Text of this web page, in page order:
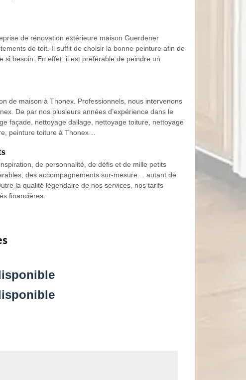
de rénovation extérieure maison Guerdener
de toit. Il suffit de choisir la bonne peinture afin de
si besoin. En effet, il est préférable de peindre un
de maison à Thonex. Professionnels, nous intervenons
De par nos plusieurs années d’expérience dans le
façade, nettoyage dallage, nettoyage toiture, nettoyage
peinture toiture à Thonex…
de personnalité, de défis et de mille petits
des accompagnements sur-mesure… autant de
la qualité légendaire de nos services, nos tarifs
financières.